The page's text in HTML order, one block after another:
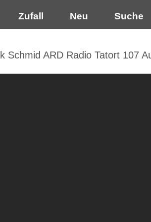
Zufall Neu Suche
Schmid ARD Radio Tatort 107